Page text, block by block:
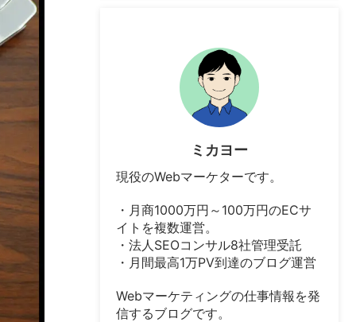
ミカヨー
現役のWebマーケターです。
・月商1000万円～100万円のECサ
イトを複数運営。
・法人SEOコンサル8社管理受託
・月間最高1万PV到達のブログ運営
Webマーケティングの仕事情報を発
信するブログです。